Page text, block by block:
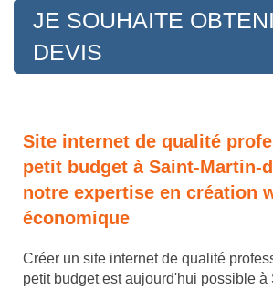
JE SOUHAITE
DEVIS
Site internet de qualité
petit budget à Saint-Martin-
notre expertise en création
économique
Créer un site internet de qualité
petit budget est aujourd'hui possible à